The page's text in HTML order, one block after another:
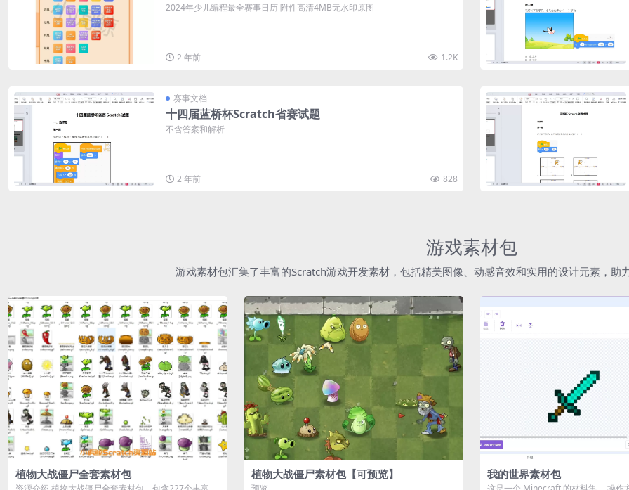
2024年少儿编程最全赛事日历 附件高清4MB无水印原图
2 年前 1.2K
赛事文档
十四届蓝桥杯Scratch省赛试题
不含答案和解析
2 年前 828
游戏素材包
游戏素材包汇集了丰富的Scratch游戏开发素材，包括精美图像、动感音效和实用的设计元素，助
植物大战僵尸全套素材包 植物大战僵尸素材包【可预览】 我的世界素材包